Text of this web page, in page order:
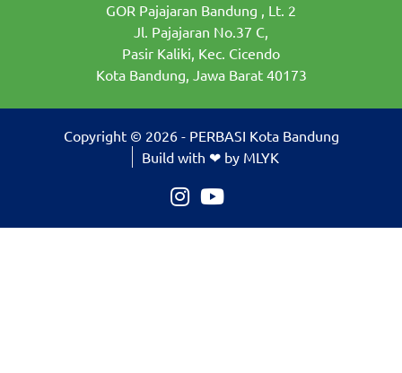
GOR Pajajaran Bandung , Lt. 2
Jl. Pajajaran No.37 C,
Pasir Kaliki, Kec. Cicendo
Kota Bandung, Jawa Barat 40173
Copyright © 2026 - PERBASI Kota Bandung
Build with ❤ by MLYK